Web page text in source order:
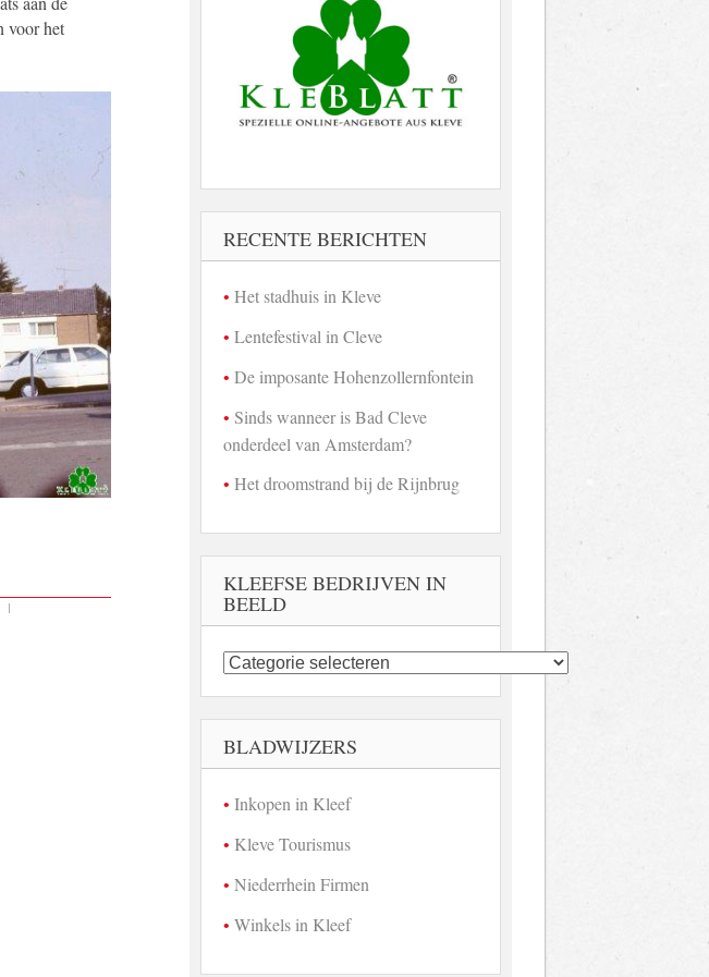
voor het
|
RECENTE BERICHTEN
Het stadhuis in Kleve
Lentefestival in Cleve
De imposante Hohenzollernfontein
Sinds wanneer is Bad Cleve
onderdeel van Amsterdam?
Het droomstrand bij de Rijnbrug
KLEEFSE BEDRIJVEN IN
BEELD
Kleefse
bedrijven
beeld
BLADWIJZERS
Inkopen in Kleef
Kleve Tourismus
Niederrhein Firmen
Winkels in Kleef